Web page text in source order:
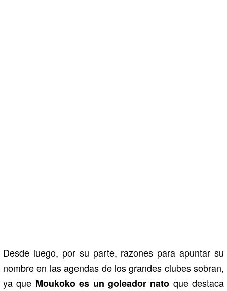
Desde luego, por su parte, razones para apuntar su
nombre en las agendas de los grandes clubes sobran,
ya que Moukoko es un goleador nato que destaca